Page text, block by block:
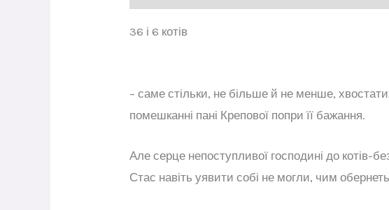
36 і 6 котів
– саме стільки, не більше й не менше,
помешканні пані Крепової попри її бажання.
Але серце непоступливої господині до котів-
Стас навіть уявити собі не могли, чим